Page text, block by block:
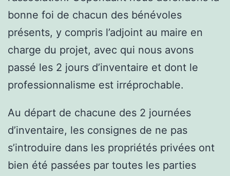
bonne foi de chacun des bénévoles
présents, y compris l’adjoint au maire en
charge du projet, avec qui nous avons
passé les 2 jours d’inventaire et dont le
professionnalisme est irréprochable.
Au départ de chacune des 2 journées
d’inventaire, les consignes de ne pas
s’introduire dans les propriétés privées ont
bien été passées par toutes les parties